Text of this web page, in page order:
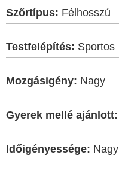
Szőrtípus: Félhosszú
Testfelépítés: Sportos
Mozgásigény: Nagy
Gyerek mellé ajánlott:
Időigényessége: Nagy